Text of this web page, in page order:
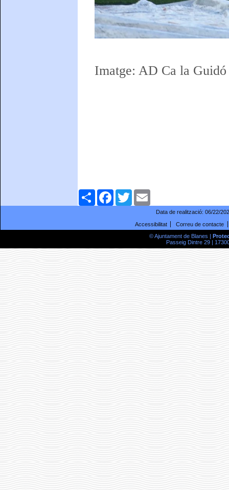
Imatge: AD Ca la Guidó
ComparteixFacebookTwitter
Data de realització: 06/22/
Accessibilitat
Correu de contacte
© Ajuntament de Blanes |
Passeig Dintre 29 |